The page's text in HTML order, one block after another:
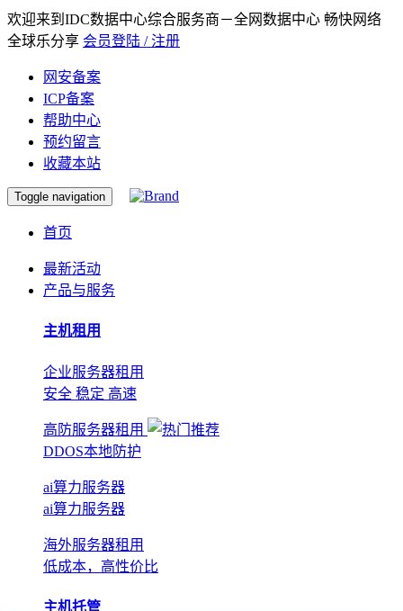
欢迎来到IDC数据中心综合服务商－全网数据中心 畅快网络
全球乐分享 会员登陆 / 注册
网安备案
ICP备案
帮助中心
预约留言
收藏本站
Toggle navigation
首页
最新活动
产品与服务
主机租用
企业服务器租用
安全 稳定 高速
高防服务器租用
DDOS本地防护
ai算力服务器
ai算力服务器
海外服务器租用
低成本，高性价比
主机托管